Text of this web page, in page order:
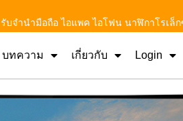
รับจำนำมือถือ ไอแพค ไอโฟน นาฬิกาโรเล็
บทความ เกี่ยวกับ Login